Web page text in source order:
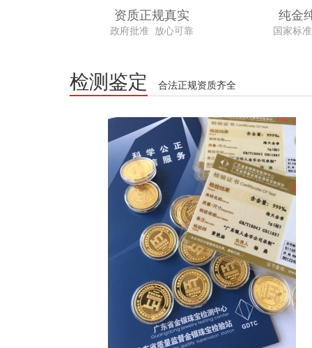
资质正规真实
政府批准 放心可靠
纯金
国家标
检测鉴定 合法正规资质齐全